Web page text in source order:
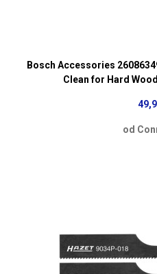
Bosch Accessories
Clean for Hard
od